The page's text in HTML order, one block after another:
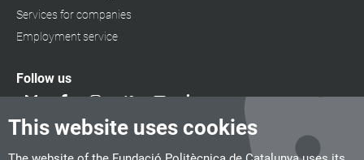
This website uses cookies
Services for companies
Employment service
Follow us